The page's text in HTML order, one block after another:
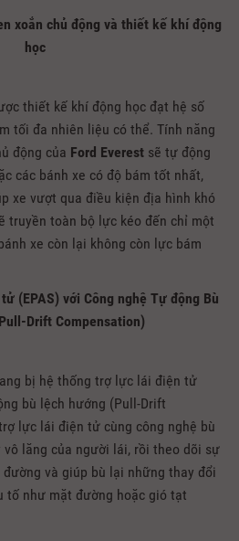
xoắn chủ động và thiết kế khí động
học
thiết kế khí động học đạt hệ số
tối đa nhiên liệu có thể. Tính năng
động của Ford Everest sẽ tự động
các bánh xe có độ bám tốt nhất,
xe vượt qua điều kiện địa hình khó
truyền toàn bộ lực kéo đến chỉ một
xe còn lại không còn lực bám
(EPAS) với Công nghệ Tự động Bù
Drift Compensation)
bị hệ thống trợ lực lái điện tử
bù lệch hướng (Pull-Drift
lực lái điện tử cùng công nghệ bù
vô lăng của người lái, rồi theo dõi sự
và giúp bù lại những thay đổi
tố như mặt đường hoặc gió tạt